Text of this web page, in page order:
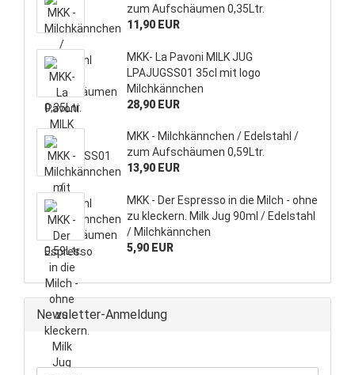
zum Aufschäumen 0,35Ltr.
11,90 EUR
MKK- La Pavoni MILK JUG
LPAJUGSS01 35cl mit logo
Milchkännchen
28,90 EUR
MKK - Milchkännchen / Edelstahl /
zum Aufschäumen 0,59Ltr.
13,90 EUR
MKK - Der Espresso in die Milch - ohne
zu kleckern. Milk Jug 90ml / Edelstahl
/ Milchkännchen
5,90 EUR
Newsletter-Anmeldung